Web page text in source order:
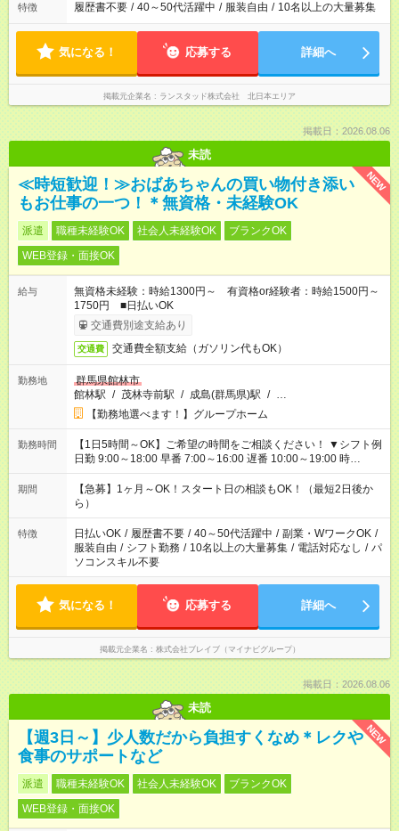
特徴 履歴書不要 / 40～50代活躍中 / 服装自由 / 10名以上の大量募集
気になる！ 応募する 詳細へ
掲載元企業名 ランスタッド株式会社 北日本エリア
掲載日：2026.08.06
未読
NEW
≪時短歓迎！≫おばあちゃんの買い物付き添い
もお仕事の一つ！＊無資格・未経験OK
派遣 職種未経験OK 社会人未経験OK
ブランクOK
WEB登録・面接OK
給与
無資格未経験：時給1300円～ 有資格or経験者：時給1500円～
1750円 ■日払いOK
交通費別途支給あり
交通費 交通費全額支給（ガソリン代もOK）
勤務地
群馬県館林市
館林駅 / 茂林寺前駅 / 成島(群馬県)駅 / …
【勤務地選べます！】グループホーム
勤務時間
【1日5時間～OK】ご希望の時間をご相談ください！ ▼シフト例
日勤 9:00～18:00 早番 7:00～16:00 遅番 10:00～19:00 時
短 10:00～15:00 上記はあくまで一例です。 「夕方までには帰宅
しておきたい」 「朝はゆっくりのスタートがいい」 「お昼の時
間を有効に使いたい」 など、ご希望があれば教えてください
ね。
期間
【急募】1ヶ月～OK！スタート日の相談もOK！（最短2日後か
ら）
特徴 日払いOK / 履歴書不要 / 40～50代活躍中 / 副業・WワークOK /
服装自由 / シフト勤務 / 10名以上の大量募集 / 電話対応なし / パ
ソコンスキル不要
気になる！ 応募する 詳細へ
掲載元企業名 株式会社ブレイブ（マイナビグループ）
掲載日：2026.08.06
未読
NEW
【週3日～】少人数だから負担すくなめ＊レクや
食事のサポートなど
派遣 職種未経験OK 社会人未経験OK
ブランクOK
WEB登録・面接OK